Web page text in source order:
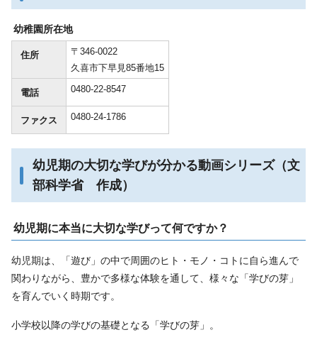
幼稚園所在地
住所
〒346-0022
久喜市下早見85番地15
電話 0480-22-8547
ファクス 0480-24-1786
幼児期の大切な学びが分かる動画シリーズ（文
部科学省 作成）
幼児期に本当に大切な学びって何ですか？
幼児期は、「遊び」の中で周囲のヒト・モノ・コトに自ら進んで
関わりながら、豊かで多様な体験を通して、様々な「学びの芽」
を育んでいく時期です。
小学校以降の学びの基礎となる「学びの芽」。